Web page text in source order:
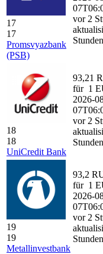
17
17
Promsvyazbank
(PSB)
vor 2
Stunden
18
18
UniCredit Bank
93,21
für 1
2026-
vor 2
Stunden
19
19
Metallinvestbank
93,2
für 1
2026-
vor 2
Stunden